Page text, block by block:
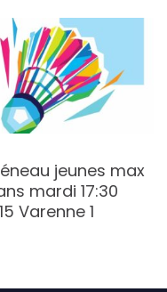
jeunes max
mardi 17:30
Varenne 1